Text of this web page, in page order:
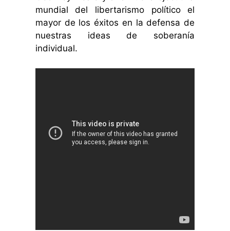
mundial del libertarismo político el
mayor de los éxitos en la defensa de
nuestras ideas de soberanía
individual.